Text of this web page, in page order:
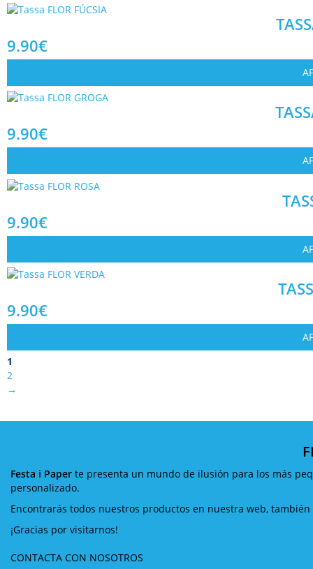
9.90€
9.90€
9.90€
9.90€
1
2
→
Festa i Paper te presenta un mundo de ilusión para los más
personalizado.
Encontrarás todos nuestros productos en nuestra web,
¡Gracias por visitarnos!
CONTACTA CON NOSOTROS